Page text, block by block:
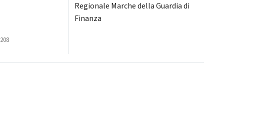
208
Regionale Marche della Guardia di
Finanza